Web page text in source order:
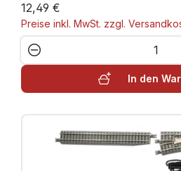
12,49 €
Preise inkl. MwSt. zzgl.
Produkt Anzahl:
In den